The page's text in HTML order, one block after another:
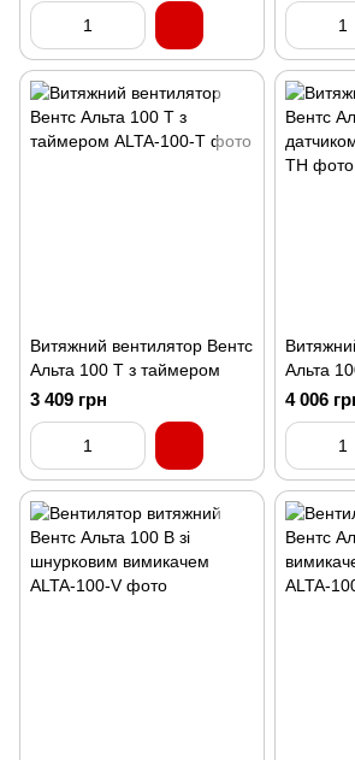
Витяжний вентилятор Вентс
Альта 100 Т з таймером
3 409 грн
Альта
вологи
4 006